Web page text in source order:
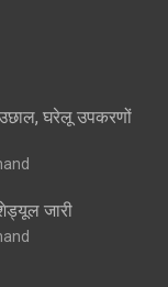
उछाल, घरेलू उपकरणों
जारी